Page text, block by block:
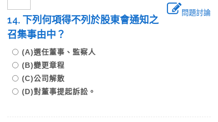
問題討論
14. 下列何項得不列於股東會通知之
召集事由中？
(A)選任董事、監察人
(B)變更章程
(C)公司解散
(D)對董事提起訴訟。